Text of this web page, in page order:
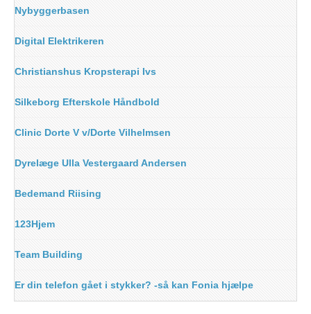
Nybyggerbasen
Digital Elektrikeren
Christianshus Kropsterapi Ivs
Silkeborg Efterskole Håndbold
Clinic Dorte V v/Dorte Vilhelmsen
Dyrelæge Ulla Vestergaard Andersen
Bedemand Riising
123Hjem
Team Building
Er din telefon gået i stykker? -så kan Fonia hjælpe